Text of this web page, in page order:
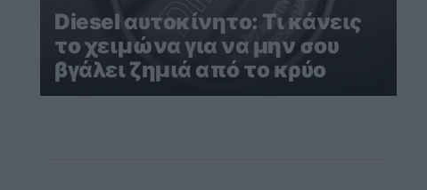
Diesel αυτοκίνητο: Τι κάνεις
το χειμώνα για να μην σου
βγάλει ζημιά από το κρύο